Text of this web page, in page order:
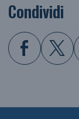
Condividi